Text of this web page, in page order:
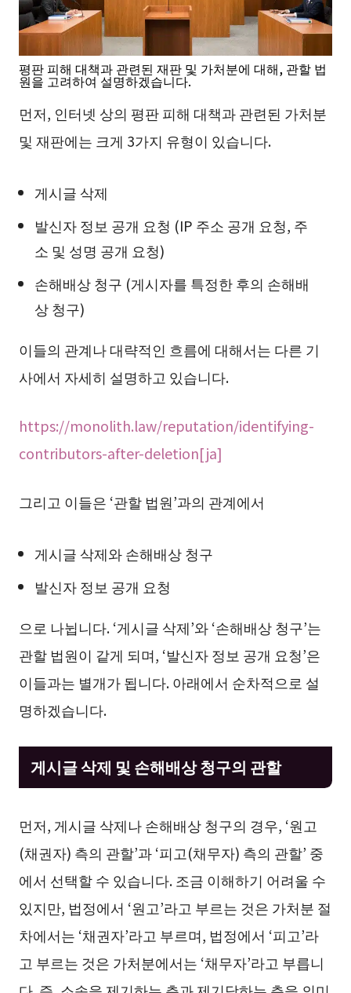
평판 피해 대책과 관련된 재판 및 가처분에 대해, 관할 법
원을 고려하여 설명하겠습니다.
먼저, 인터넷 상의 평판 피해 대책과 관련된 가처분
및 재판에는 크게 3가지 유형이 있습니다.
게시글 삭제
발신자 정보 공개 요청 (IP 주소 공개 요청, 주
소 및 성명 공개 요청)
손해배상 청구 (게시자를 특정한 후의 손해배
상 청구)
이들의 관계나 대략적인 흐름에 대해서는 다른 기
사에서 자세히 설명하고 있습니다.
https://monolith.law/reputation/identifying-
contributors-after-deletion[ja]
그리고 이들은 ‘관할 법원’과의 관계에서
게시글 삭제와 손해배상 청구
발신자 정보 공개 요청
으로 나뉩니다. ‘게시글 삭제’와 ‘손해배상 청구’는
관할 법원이 같게 되며, ‘발신자 정보 공개 요청’은
이들과는 별개가 됩니다. 아래에서 순차적으로 설
명하겠습니다.
게시글 삭제 및 손해배상 청구의 관할
먼저, 게시글 삭제나 손해배상 청구의 경우, ‘원고
(채권자) 측의 관할’과 ‘피고(채무자) 측의 관할’ 중
에서 선택할 수 있습니다. 조금 이해하기 어려울 수
있지만, 법정에서 ‘원고’라고 부르는 것은 가처분 절
차에서는 ‘채권자’라고 부르며, 법정에서 ‘피고’라
고 부르는 것은 가처분에서는 ‘채무자’라고 부릅니